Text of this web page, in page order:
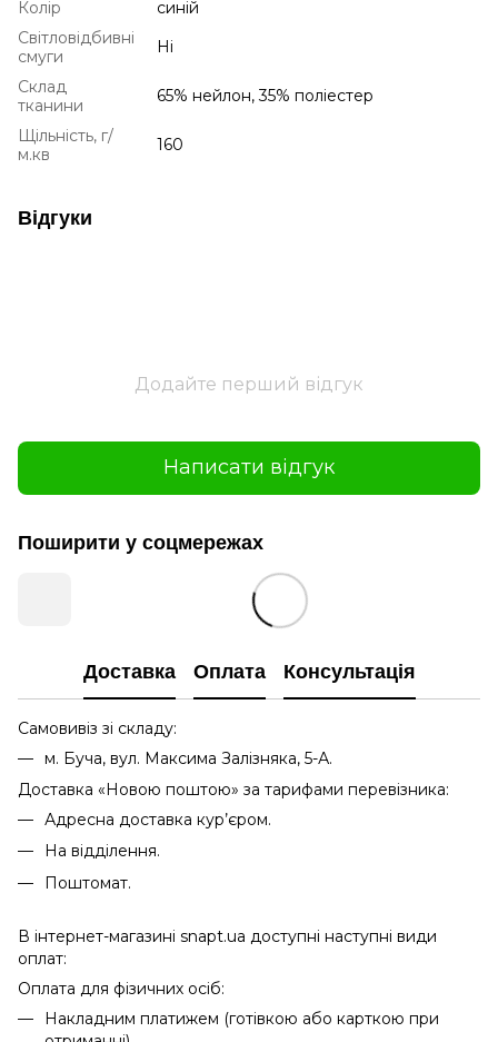
Колір
синій
Світловідбивні
смуги
Ні
Склад
тканини
65% нейлон, 35% поліестер
Щільність, г/
м.кв
160
Відгуки
Додайте перший відгук
Написати відгук
Поширити у соцмережах
Доставка Оплата Консультація
Самовивіз зі складу:
м. Буча, вул. Максима Залізняка, 5-А.
Доставка «Новою поштою» за тарифами перевізника:
Адресна доставка кур’єром.
На відділення.
Поштомат.
В інтернет-магазині snapt.ua доступні наступні види
оплат:
Оплата для фізичних осіб:
Накладним платижем (готівкою або карткою при